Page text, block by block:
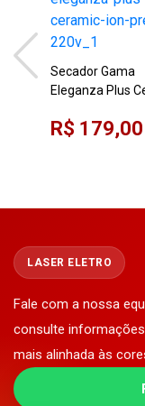
Secador Gama
Eleganza Plus
R$ 179,00
LASER ELETRO
Fale com a nossa
consulte
mais alinhada às